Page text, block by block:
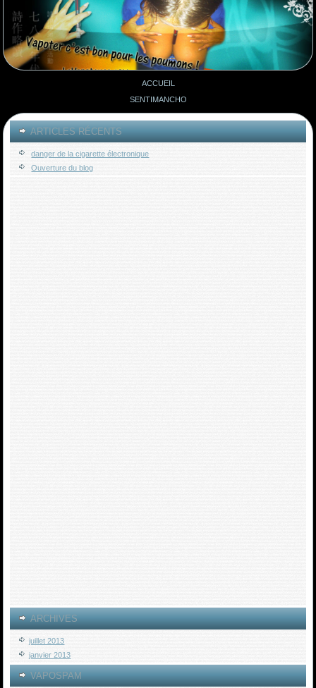
ACCUEIL
SENTIMANCHO
ARTICLES RÉCENTS
danger de la cigarette électronique
Ouverture du blog
ARCHIVES
juillet 2013
janvier 2013
VAPOSPAM